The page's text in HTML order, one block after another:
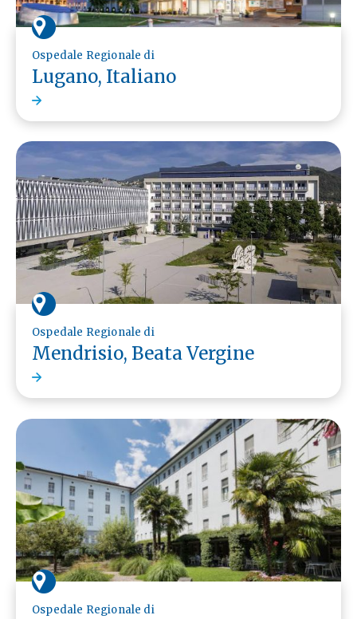
Ospedale Regionale di
Lugano, Italiano
Ospedale Regionale di
Mendrisio, Beata Vergine
Ospedale Regionale di